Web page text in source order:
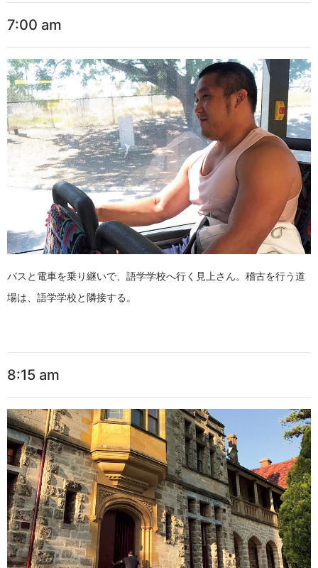
7:00 am
バスと電車を乗り継いで、語学学校へ行く見上さん。稽古を行う道
場は、語学学校と隣接する。
8:15 am